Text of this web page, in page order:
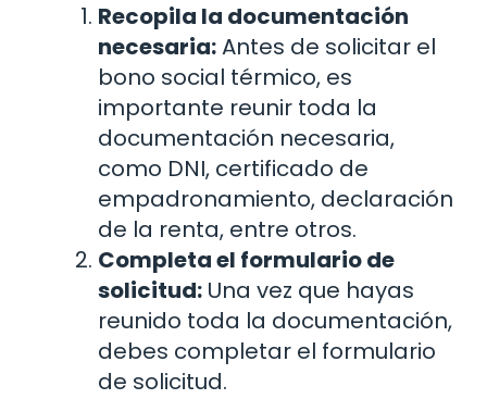
Recopila la documentación
necesaria:Antes de solicitar el
bono social térmico, es
importante reunir toda la
documentación necesaria,
como DNI, certificado de
empadronamiento, declaración
de la renta, entre otros.
Completa el formulario de
solicitud: Una vez que hayas
reunido toda la documentación,
debes completar el formulario
de solicitud.